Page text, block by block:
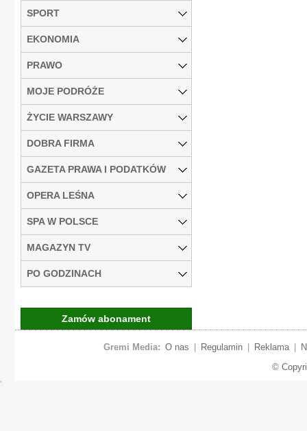
SPORT
EKONOMIA
PRAWO
MOJE PODRÓŻE
ŻYCIE WARSZAWY
DOBRA FIRMA
GAZETA PRAWA I PODATKÓW
OPERA LEŚNA
SPA W POLSCE
MAGAZYN TV
PO GODZINACH
Zamów abonament
Gremi Media: O nas Regulamin Reklama
©